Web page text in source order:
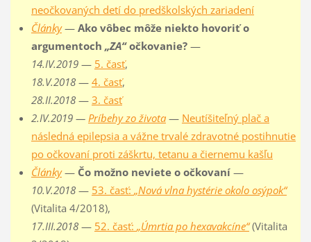
neočkovaných detí do predškolských zariadení
Články— Ako vôbec môže niekto hovoriť o
argumentoch „ZA“očkovanie?—
14.IV.2019— 5. časť,
18.V.2018— 4. časť,
28.II.2018— 3. časť
2.IV.2019 — Príbehy zo života— Neutíšiteľný plač a
následná epilepsia a vážne trvalé zdravotné postihnutie
po očkovaní proti záškrtu, tetanu a čiernemu kašľu
Články— Čo možno neviete o očkovaní—
10.V.2018— 53. časť: „Nová vlna hystérie okolo osýpok“
(Vitalita 4/2018),
17.III.2018— 52. časť: „Úmrtia po hexavakcíne“(Vitalita